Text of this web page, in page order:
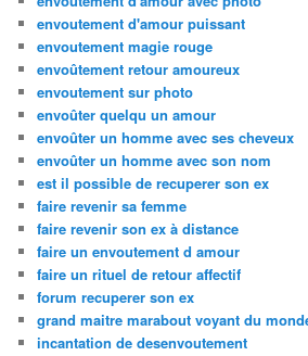
envoutement d'amour puissant
envoutement magie rouge
envoûtement retour amoureux
envoutement sur photo
envoûter quelqu un amour
envoûter un homme avec ses cheveux
envoûter un homme avec son nom
est il possible de recuperer son ex
faire revenir sa femme
faire revenir son ex à distance
faire un envoutement d amour
faire un rituel de retour affectif
forum recuperer son ex
grand maitre marabout voyant du
incantation de desenvoutement